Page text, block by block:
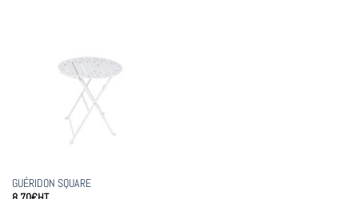
GUÉRIDON SQUARE